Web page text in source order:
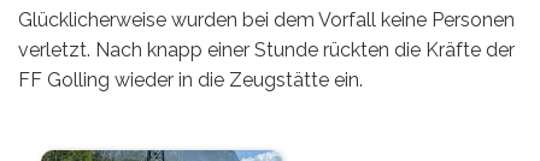
Glücklicherweise wurden bei dem Vorfall keine Personen
verletzt. Nach knapp einer Stunde rückten die Kräfte der
FF Golling wieder in die Zeugstätte ein.